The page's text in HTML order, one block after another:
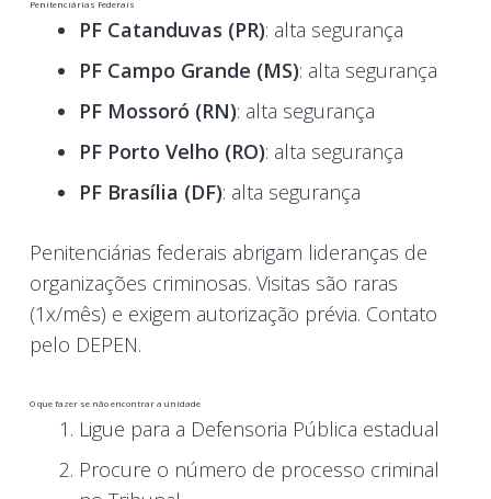
Penitenciárias Federais
PF Catanduvas (PR): alta segurança
PF Campo Grande (MS): alta segurança
PF Mossoró (RN): alta segurança
PF Porto Velho (RO): alta segurança
PF Brasília (DF): alta segurança
Penitenciárias federais abrigam lideranças de
organizações criminosas. Visitas são raras
(1x/mês) e exigem autorização prévia. Contato
pelo DEPEN.
O que fazer se não encontrar a unidade
Ligue para a Defensoria Pública estadual
Procure o número de processo criminal